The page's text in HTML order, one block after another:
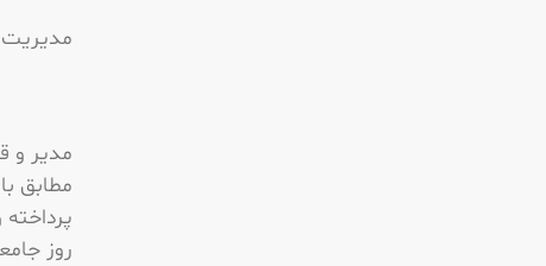
مدیریت
مدیر و
مطابق
روز